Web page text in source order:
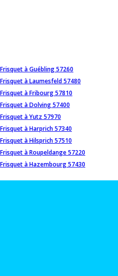
à Guébling 57260
à Laumesfeld 57480
à Fribourg 57810
à Dolving 57400
à Yutz 57970
à Harprich 57340
à Hilsprich 57510
à Roupeldange 57220
à Hazembourg 57430